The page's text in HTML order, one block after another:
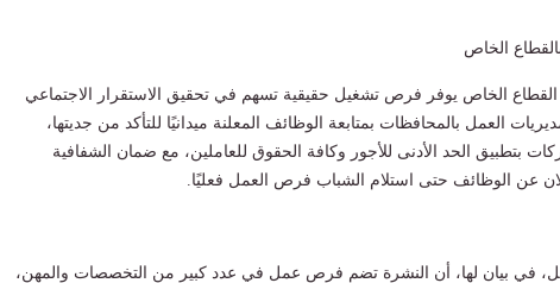
الخاص
القطاع الخاص يوفر فرص تشغيل حقيقية تسهم في تحقيق الاستقرار الاجتماعي
العمل بالمحافظات بمتابعة الوظائف المعلنة ميدانيًا للتأكد من جديتها،
بتطبيق الحد الأدنى للأجور وكافة الحقوق للعاملين، مع ضمان الشفافية
عن الوظائف حتى استلام الشباب فرص العمل فعليًا.
في بيان لها، أن النشرة تضم فرص عمل في عدد كبير من التخصصات والمهن،